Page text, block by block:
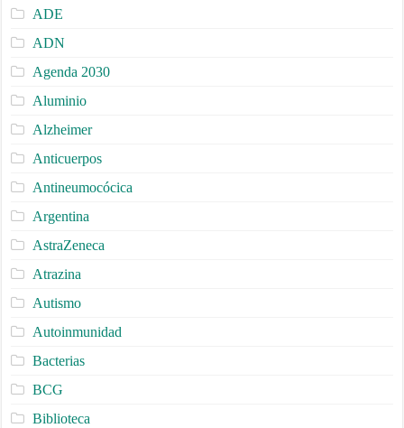
ADE
ADN
Agenda 2030
Aluminio
Alzheimer
Anticuerpos
Antineumocócica
Argentina
AstraZeneca
Atrazina
Autismo
Autoinmunidad
Bacterias
BCG
Biblioteca